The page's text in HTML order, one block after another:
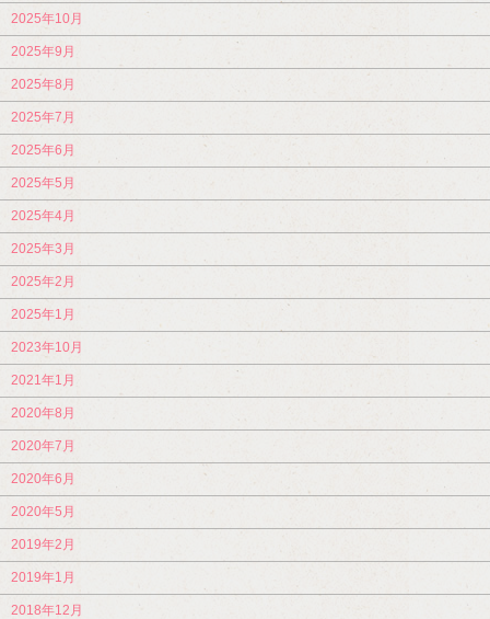
2025年10月
2025年9月
2025年8月
2025年7月
2025年6月
2025年5月
2025年4月
2025年3月
2025年2月
2025年1月
2023年10月
2021年1月
2020年8月
2020年7月
2020年6月
2020年5月
2019年2月
2019年1月
2018年12月